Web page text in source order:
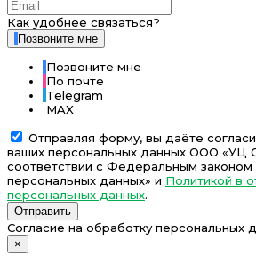
Как удобнее связаться?
Позвоните мне
Позвоните мне
По почте
Telegram
MAX
Отправляя форму, вы даёте
ваших персональных данных ООО «УЦ
соответствии с Федеральным
персональных данных» и Политикой в
персональных данных.
Отправить
Согласие на обработку персональных
×